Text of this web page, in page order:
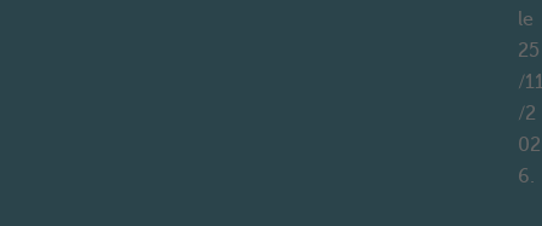
le
25
/
/2
02
6.